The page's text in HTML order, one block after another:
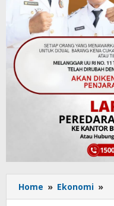
Home » Ekonomi »